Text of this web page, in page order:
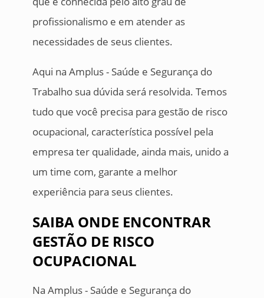
profissionalismo e em atender as
necessidades de seus clientes.
Aqui na Amplus - Saúde e Segurança do
Trabalho sua dúvida será resolvida. Temos
tudo que você precisa para gestão de risco
ocupacional, característica possível pela
empresa ter qualidade, ainda mais, unido a
um time com, garante a melhor
experiência para seus clientes.
SAIBA ONDE ENCONTRAR
GESTÃO DE RISCO
OCUPACIONAL
Na Amplus - Saúde e Segurança do